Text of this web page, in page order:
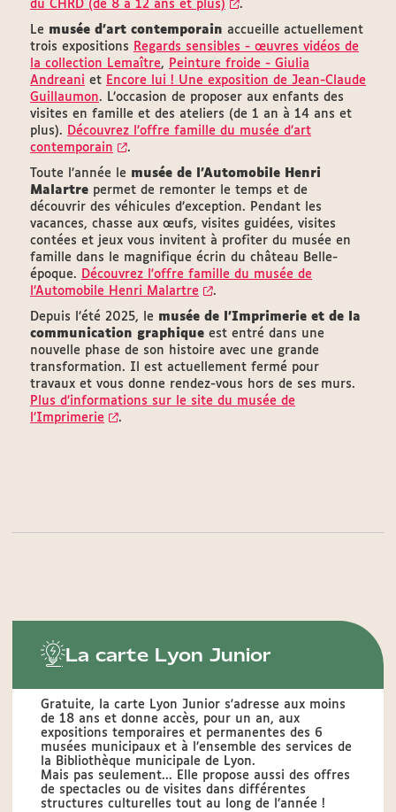
du CHRD (de 8 à 12 ans et plus) .
Le musée d’art contemporain accueille actuellement
trois expositions
Regards sensibles - œuvres vidéos de
la collection Lemaître,
Peinture froide - Giulia
Andreani et Encore lui ! Une exposition de Jean-Claude
Guillaumon. L’occasion de proposer aux enfants des
visites en famille et des ateliers (de 1 an à 14 ans et
plus).
Découvrez l’offre famille du musée d’art
contemporain
.
Toute l’année le musée de l’Automobile Henri
Malartre permet de remonter le temps et de
découvrir des véhicules d’exception. Pendant les
vacances, chasse aux œufs, visites guidées, visites
contées et jeux vous invitent à profiter du musée en
famille dans le magnifique écrin du château Belle-
époque.
Découvrez l'offre famille du musée de
l’Automobile Henri Malartre
.
Depuis l’été 2025, le musée de l'Imprimerie et de la
communication graphique est entré dans une
nouvelle phase de son histoire avec une grande
transformation. Il est actuellement fermé pour
travaux et vous donne rendez-vous hors de ses murs.
Plus d’informations sur le site du musée de
l’Imprimerie
.
La carte Lyon Junior
Gratuite, la carte Lyon Junior s'adresse aux moins
de 18 ans et donne accès, pour un an, aux
expositions temporaires et permanentes des 6
musées municipaux et à l’ensemble des services de
la Bibliothèque municipale de Lyon.
Mais pas seulement... Elle propose aussi des offres
de spectacles ou de visites dans différentes
structures culturelles tout au long de l’année !